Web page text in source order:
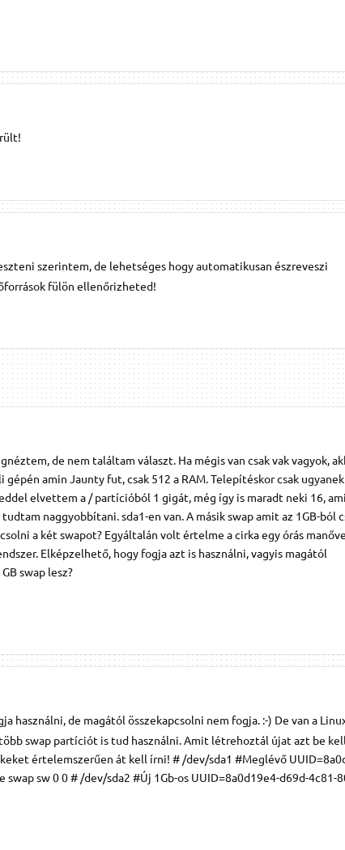
szerintem, de lehetséges hogy automatikusan észreveszi
fülön ellenőrizheted!
de nem találtam választ. Ha mégis van csak vak vagyok,
amin Jaunty fut, csak 512 a RAM. Telepítéskor csak
elvettem a / partícióból 1 gigát, még így is maradt neki 16,
naggyobbítani. sda1-en van. A másik swap amit az 1GB-ból
a két swapot? Egyáltalán volt értelme a cirka egy órás
Elképzelhető, hogy fogja azt is használni, vagyis magától
swap lesz?
használni, de magától összekapcsolni nem fogja. :-) De van a
swap partíciót is tud használni. Amit létrehoztál újat azt be
értelemszerűen át kell írni! # /dev/sda1 #Meglévő
sw 0 0 # /dev/sda2 #Új 1Gb-os UUID=8a0d19e4-d69d-4c81-